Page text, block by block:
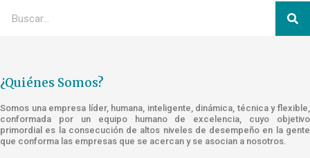
¿Quiénes Somos?
Somos una empresa líder, humana, inteligente, dinámica, técnica y flexible,
conformada por un equipo humano de excelencia, cuyo objetivo
primordial es la consecución de altos niveles de desempeño en la gente
que conforma las empresas que se acercan y se asocian a nosotros.